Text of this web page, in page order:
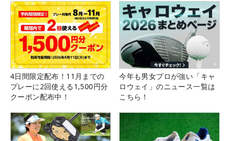
4日間限定配布！11月までの
プレーに2回使える1,500円分
クーポン配布中！
今年も男女プロが強い「キャ
ロウェイ」のニュース一覧は
こちら！